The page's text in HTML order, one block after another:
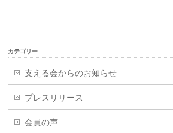
カテゴリー
支える会からのお知らせ
プレスリリース
会員の声